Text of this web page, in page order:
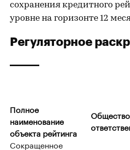
сохранения кредитного
уровне на горизонте 12
Регуляторное
Полное
наименование
объекта рейтинга
Сокращенное